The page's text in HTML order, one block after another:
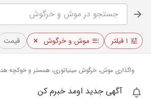
۱ فیلتر موش و خرگوش قیمت
واگذاری موش، خرگوش مینیاتوری، همستر و خوکچه
آگهی جدید اومد خبرم کن